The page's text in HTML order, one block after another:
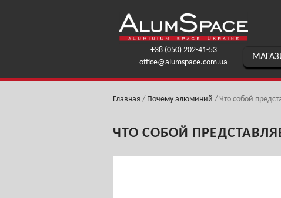
+38 (050) 202-41-53
office@alumspace.com.ua
Главная / Почему алюминий / Что собой
ЧТО СОБОЙ